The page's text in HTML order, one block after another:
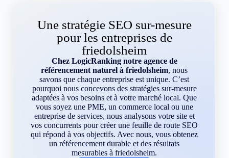
Une stratégie SEO sur-mesure
pour les entreprises de
friedolsheim
Chez LogicRanking notre agence de
référencement naturel à friedolsheim, nous
savons que chaque entreprise est unique. C’est
pourquoi nous concevons des stratégies sur-mesure
adaptées à vos besoins et à votre marché local. Que
vous soyez une PME, un commerce local ou une
entreprise de services, nous analysons votre site et
vos concurrents pour créer une feuille de route SEO
qui répond à vos objectifs. Avec nous, vous obtenez
un référencement durable et des résultats
mesurables à friedolsheim.